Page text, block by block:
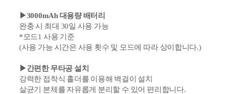
▶3000mAh 대용량 배터리
완충 시 최대 30일 사용 가능
*모드1 사용 기준
(사용 가능 시간은 사용 횟수 및 모드에 따라 상이합니다.)
▶간편한 무타공 설치
강력한 접착식 홀더를 이용해 벽걸이 설치
살균기 본체를 자유롭게 분리할 수 있어 편리합니다.